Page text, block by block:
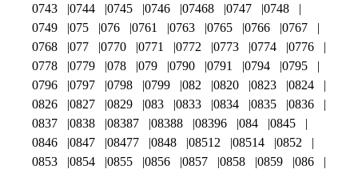
0743
0744 0745 0746 07468 0747
0748
0749
075 076 0761 0763 0765 0766
0767
0768
077 0770 0771 0772 0773 0774
0776
0778
0779 078 079 0790 0791 0794
0795
0796
0797 0798 0799 082 0820 0823
0824
0826
0827 0829 083 0833 0834 0835
0836
0837
0838 08387 08388 08396 084
0845
0846
0847 08477 0848 08512 08514
0852
0853
0854 0855 0856 0857 0858 0859
086